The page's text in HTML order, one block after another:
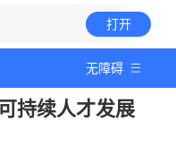
打开
无障碍
持续人才发展